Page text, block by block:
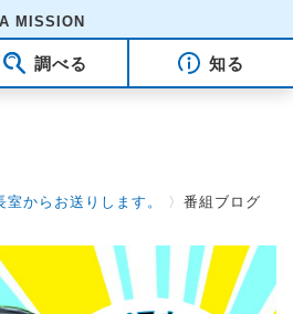
調べる 知る
からお送りします。 〉番組ブログ